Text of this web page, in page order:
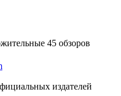
45 обзоров
издателей